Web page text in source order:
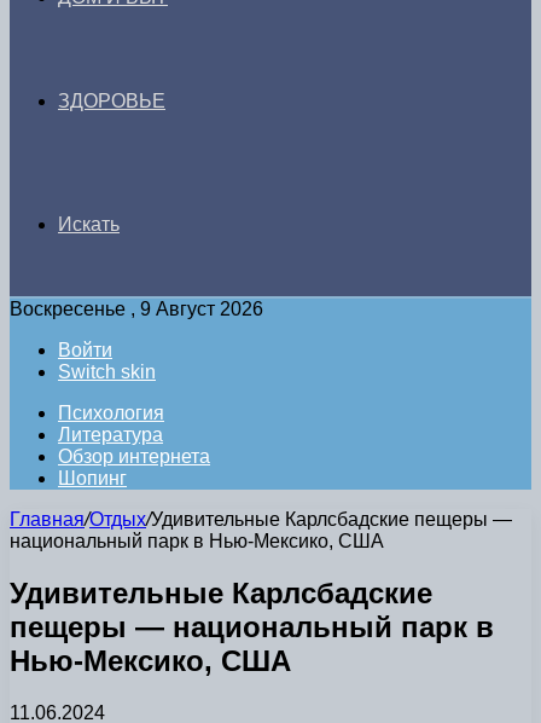
ЗДОРОВЬЕ
Искать
Воскресенье , 9 Август 2026
Войти
Switch skin
Психология
Литература
Обзор интернета
Шопинг
Главная/Отдых/Удивительные Карлсбадские пещеры —
национальный парк в Нью-Мексико, США
Удивительные Карлсбадские
пещеры — национальный парк в
Нью-Мексико, США
11.06.2024